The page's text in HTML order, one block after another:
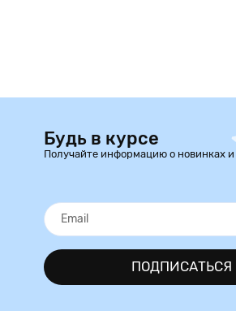
Будь в курсе
Получайте информацию о новинках
ПОДПИСАТЬСЯ